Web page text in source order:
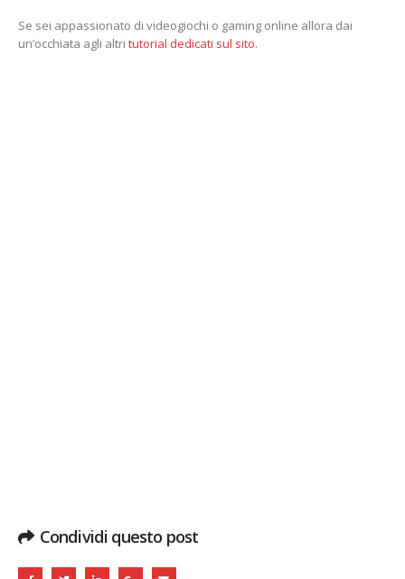
Se sei appassionato di videogiochi o gaming online allora dai
un’occhiata agli altri tutorial dedicati sul sito.
Condividi questo post